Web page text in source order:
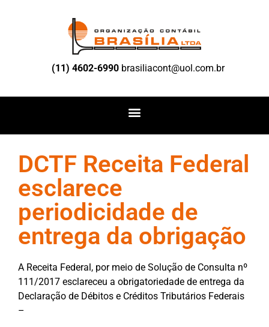
(11) 4602-6990 brasiliacont@uol.com.br
DCTF Receita Federal
esclarece
periodicidade de
entrega da obrigação
A Receita Federal, por meio de Solução de Consulta nº
111/2017 esclareceu a obrigatoriedade de entrega da
Declaração de Débitos e Créditos Tributários Federais
–